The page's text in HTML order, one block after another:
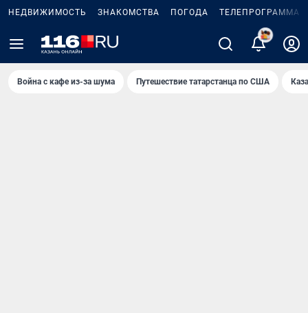
НЕДВИЖИМОСТЬ ЗНАКОМСТВА ПОГОДА ТЕЛЕПРОГРАММА
2
Война с кафе из-за шума Путешествие татарстанца по США